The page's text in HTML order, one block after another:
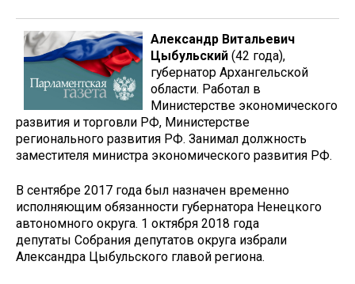
Александр Витальевич
Цыбульский (42 года),
губернатор Архангельской
области. Работал в
Министерстве экономического
развития и торговли РФ, Министерстве
регионального развития РФ. Занимал должность
заместителя министра экономического развития РФ.
В сентябре 2017 года был назначен временно
исполняющим обязанности губернатора Ненецкого
автономного округа. 1 октября 2018 года
депутаты Собрания депутатов округа избрали
Александра Цыбульского главой региона.